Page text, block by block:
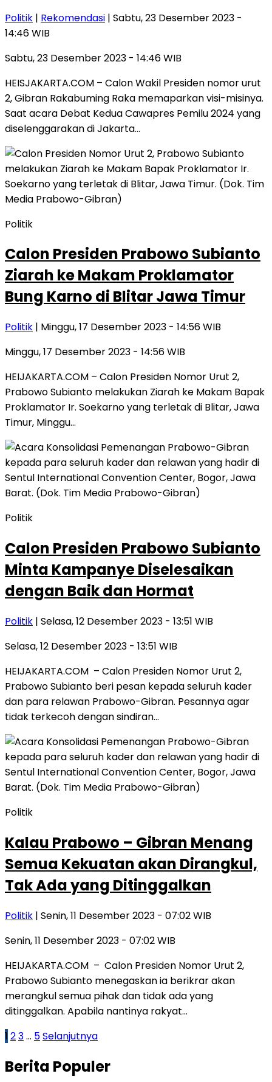
Politik | Rekomendasi | Sabtu, 23 Desember 2023 -
14:46 WIB
Sabtu, 23 Desember 2023 - 14:46 WIB
HEISJAKARTA.COM – Calon Wakil Presiden nomor urut
2, Gibran Rakabuming Raka memaparkan visi-misinya.
Saat acara Debat Kedua Cawapres Pemilu 2024 yang
diselenggarakan di Jakarta…
Politik
Calon Presiden Prabowo Subianto
Ziarah ke Makam Proklamator
Bung Karno di Blitar Jawa Timur
Politik | Minggu, 17 Desember 2023 - 14:56 WIB
Minggu, 17 Desember 2023 - 14:56 WIB
HEIJAKARTA.COM – Calon Presiden Nomor Urut 2,
Prabowo Subianto melakukan Ziarah ke Makam Bapak
Proklamator Ir. Soekarno yang terletak di Blitar, Jawa
Timur, Minggu…
Politik
Calon Presiden Prabowo Subianto
Minta Kampanye Diselesaikan
dengan Baik dan Hormat
Politik | Selasa, 12 Desember 2023 - 13:51 WIB
Selasa, 12 Desember 2023 - 13:51 WIB
HEIJAKARTA.COM – Calon Presiden Nomor Urut 2,
Prabowo Subianto beri pesan kepada seluruh kader
dan para relawan Prabowo-Gibran. Pesannya agar
tidak terkecoh dengan sindiran…
Politik
Kalau Prabowo – Gibran Menang
Semua Kekuatan akan Dirangkul,
Tak Ada yang Ditinggalkan
Politik | Senin, 11 Desember 2023 - 07:02 WIB
Senin, 11 Desember 2023 - 07:02 WIB
HEIJAKARTA.COM – Calon Presiden Nomor Urut 2,
Prabowo Subianto menegaskan ia berikrar akan
merangkul semua pihak dan tidak ada yang
ditinggalkan. Apabila nantinya rakyat…
Paginasi
1 23… 5Selanjutnya
Berita Populer